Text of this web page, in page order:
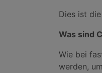
Dies ist
Was sind
Wie bei
werden,